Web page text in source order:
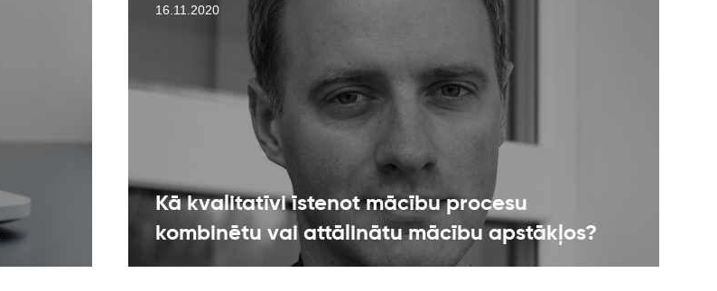
16.11.2020
Kā kvalitatīvi īstenot mācību procesu
kombinētu vai attālinātu mācību apstākļos?